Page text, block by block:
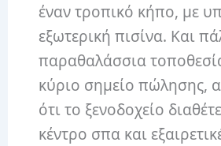
έναν τροπικό κήπο, με
εξωτερική πισίνα. Και
παραθαλάσσια
κύριο σημείο πώλησης,
ότι το ξενοδοχείο
κέντρο σπα και